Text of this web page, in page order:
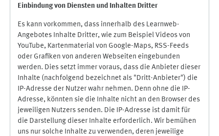
Einbindung von Diensten und Inhalten Dritter
Es kann vorkommen, dass innerhalb des Learnweb-
Angebotes Inhalte Dritter, wie zum Beispiel Videos von
YouTube, Kartenmaterial von Google-Maps, RSS-Feeds
oder Grafiken von anderen Webseiten eingebunden
werden. Dies setzt immer voraus, dass die Anbieter dieser
Inhalte (nachfolgend bezeichnet als "Dritt-Anbieter") die
IP-Adresse der Nutzer wahr nehmen. Denn ohne die IP-
Adresse, könnten sie die Inhalte nicht an den Browser des
jeweiligen Nutzers senden. Die IP-Adresse ist damit für
die Darstellung dieser Inhalte erforderlich. Wir bemühen
uns nur solche Inhalte zu verwenden, deren jeweilige